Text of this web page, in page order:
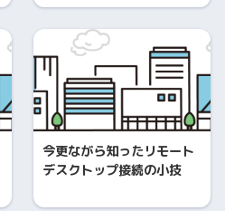
今更ながら知ったリモート
デスクトップ接続の小技